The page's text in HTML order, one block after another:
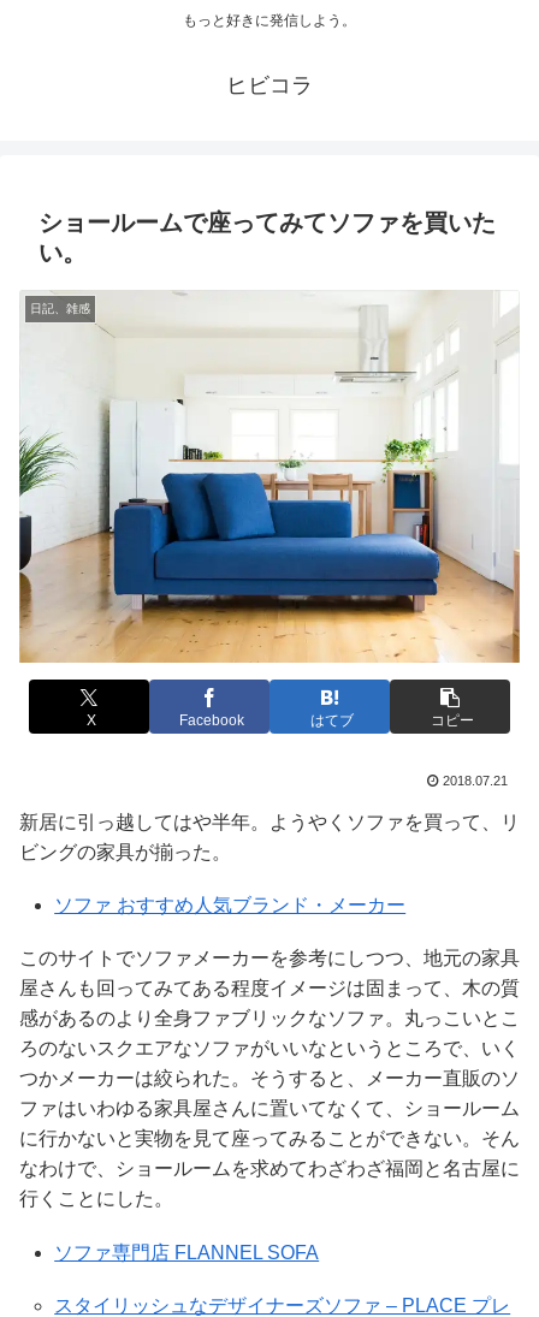
もっと好きに発信しよう。
ヒビコラ
ショールームで座ってみてソファを買いた
い。
日記、雑感
X Facebook はてブ コピー
2018.07.21
新居に引っ越してはや半年。ようやくソファを買って、リ
ビングの家具が揃った。
ソファ おすすめ人気ブランド・メーカー
このサイトでソファメーカーを参考にしつつ、地元の家具
屋さんも回ってみてある程度イメージは固まって、木の質
感があるのより全身ファブリックなソファ。丸っこいとこ
ろのないスクエアなソファがいいなというところで、いく
つかメーカーは絞られた。そうすると、メーカー直販のソ
ファはいわゆる家具屋さんに置いてなくて、ショールーム
に行かないと実物を見て座ってみることができない。そん
なわけで、ショールームを求めてわざわざ福岡と名古屋に
行くことにした。
ソファ専門店 FLANNEL SOFA
スタイリッシュなデザイナーズソファ – PLACE プレ